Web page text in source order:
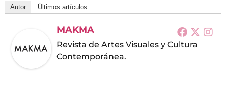
Autor Últimos artículos
MAKMA
Revista de Artes Visuales y Cultura
Contemporánea.